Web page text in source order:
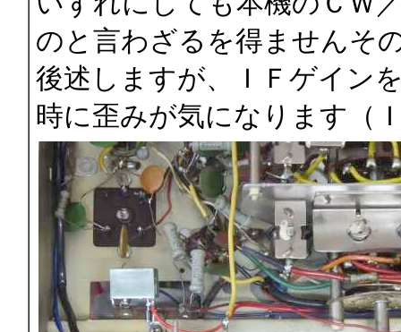
のと言わざるを得ませんそ
後述しますが、ＩＦゲイン
時に歪みが気になります（